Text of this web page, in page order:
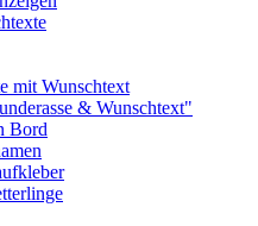
mit Wunschtext
& Wunschtext"
Bord